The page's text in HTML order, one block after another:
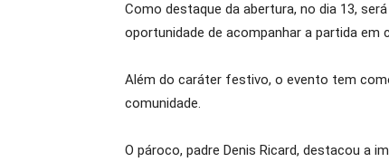
Como destaque da abertura, no dia 13,
oportunidade de acompanhar a partida em
Além do caráter festivo, o evento tem
comunidade.
O pároco, padre Denis Ricard, destacou a